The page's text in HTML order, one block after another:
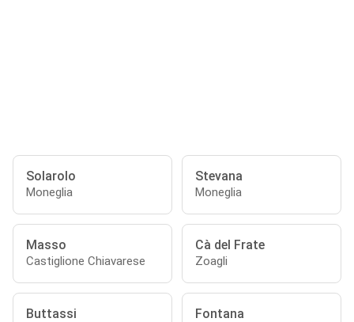
Solarolo
Moneglia
Stevana
Moneglia
Masso
Castiglione Chiavarese
Cà del Frate
Zoagli
Buttassi Fontana